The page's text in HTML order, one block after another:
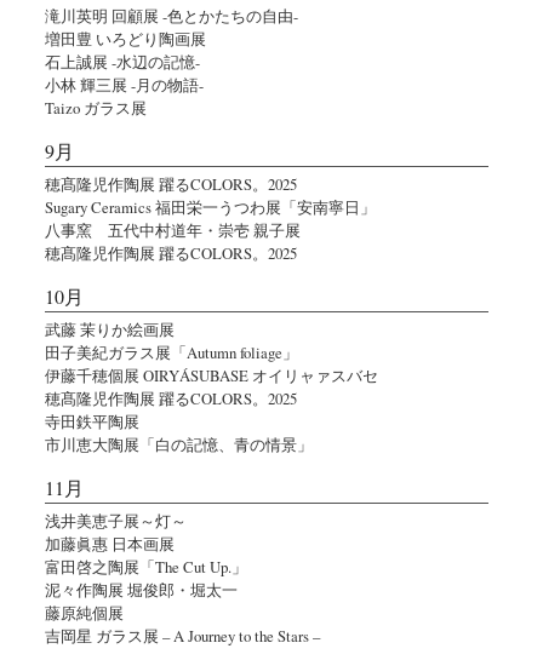
滝川英明 回顧展 -色とかたちの自由-
増田豊 いろどり陶画展
石上誠展 -水辺の記憶-
小林 輝三展 -月の物語-
Taizo ガラス展
9月
穂髙隆児作陶展 躍るCOLORS。2025
Sugary Ceramics 福田栄一うつわ展「安南寧日」
八事窯 五代中村道年・崇壱 親子展
穂髙隆児作陶展 躍るCOLORS。2025
10月
武藤 茉りか絵画展
田子美紀ガラス展「Autumn foliage」
伊藤千穂個展 OIRYÁSUBASE オイリャァスバセ
穂髙隆児作陶展 躍るCOLORS。2025
寺田鉄平陶展
市川恵大陶展「白の記憶、青の情景」
11月
浅井美恵子展～灯～
加藤眞惠 日本画展
富田啓之陶展「The Cut Up.」
泥々作陶展 堀俊郎・堀太一
藤原純個展
吉岡星 ガラス展 – A Journey to the Stars –